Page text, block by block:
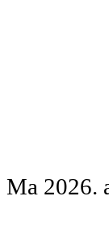
Ma 2026.